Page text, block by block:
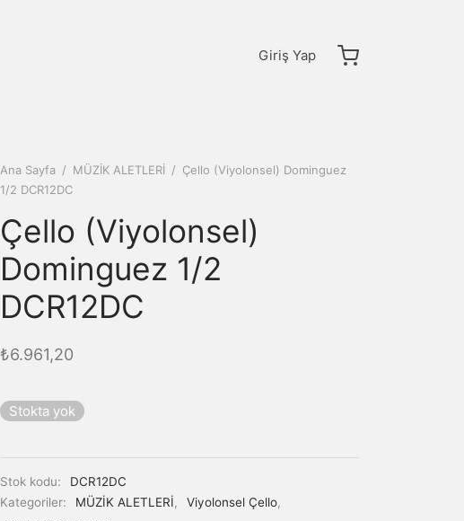
Giriş Yap
Ana Sayfa / MÜZİK ALETLERİ / Çello (Viyolonsel) Dominguez
1/2 DCR12DC
Çello (Viyolonsel)
Dominguez 1/2
DCR12DC
₺6.961,20
Stokta yok
Stok kodu:
DCR12DC
Kategoriler:
MÜZİK ALETLERİ, Viyolonsel Çello,